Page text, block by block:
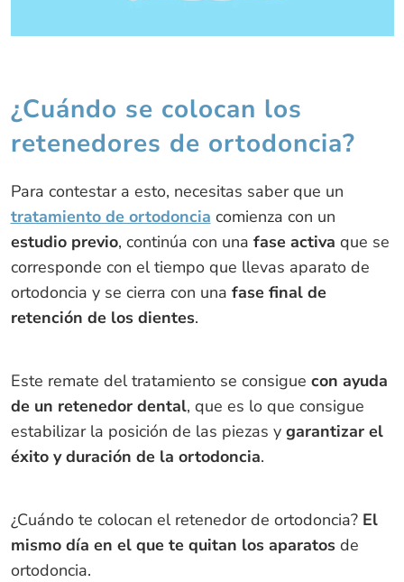
¿Cuándo se colocan los
retenedores de ortodoncia?
Para contestar a esto, necesitas saber que un
tratamiento de ortodoncia comienza con un
estudio previo, continúa con una fase activa que se
corresponde con el tiempo que llevas aparato de
ortodoncia y se cierra con una fase final de
retención de los dientes.
Este remate del tratamiento se consigue con ayuda
de un retenedor dental, que es lo que consigue
estabilizar la posición de las piezas y garantizar el
éxito y duración de la ortodoncia.
¿Cuándo te colocan el retenedor de ortodoncia? El
mismo día en el que te quitan los aparatosde
ortodoncia.